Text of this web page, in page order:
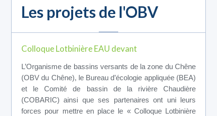
Les projets de l'OBV
Colloque Lotbinière EAU devant
L’Organisme de bassins versants de la zone du Chêne
(OBV du Chêne), le Bureau d’écologie appliquée (BEA)
et le Comité de bassin de la rivière Chaudière
(COBARIC) ainsi que ses partenaires ont uni leurs
forces pour mettre en place le « Colloque Lotbinière